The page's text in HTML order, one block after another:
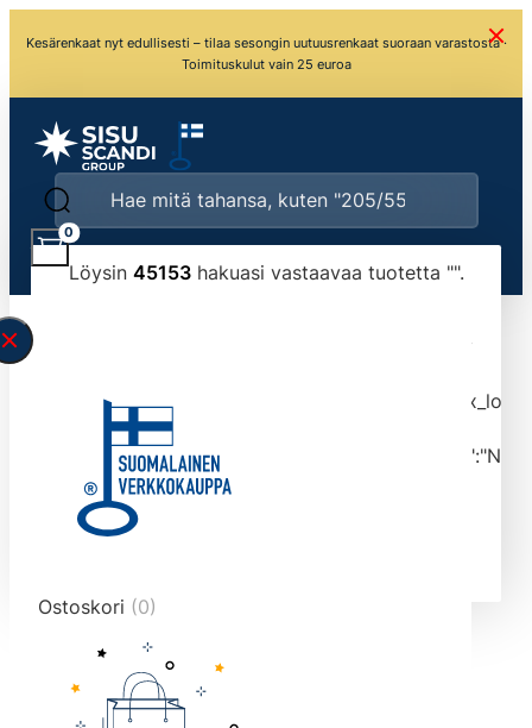
Kesärenkaat nyt edullisesti – tilaa sesongin uutuusrenkaat suoraan varastosta ·
Toimituskulut vain 25 euroa
Löysin 45153hakuasi vastaavaa tuotetta "".
typed the search query correctly.<br>Currently
tmlmvi","meta_query":
data-original-query-vars="[]" data-page="1"
data-max-pages="4516" data-start="1" data-
end="10">
0
Ostoskori (0)